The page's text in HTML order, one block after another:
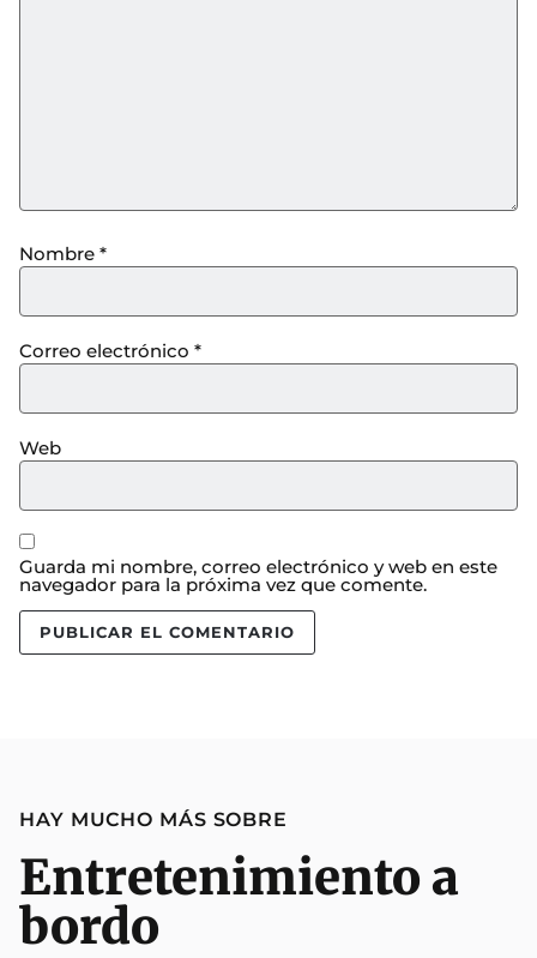
Nombre *
Correo electrónico *
Web
Guarda mi nombre, correo electrónico y web en este
navegador para la próxima vez que comente.
HAY MUCHO MÁS SOBRE
Entretenimiento a
bordo